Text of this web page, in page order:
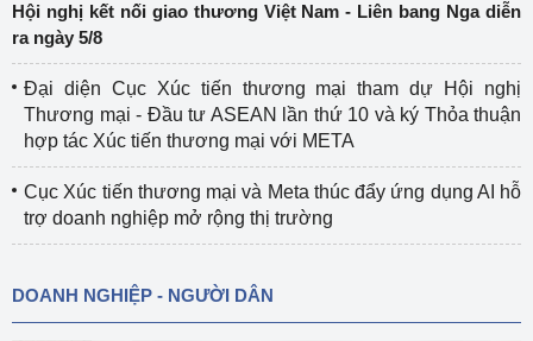
Hội nghị kết nối giao thương Việt Nam - Liên bang Nga diễn
ra ngày 5/8
Đại diện Cục Xúc tiến thương mại tham dự Hội nghị
Thương mại - Đầu tư ASEAN lần thứ 10 và ký Thỏa thuận
hợp tác Xúc tiến thương mại với META
Cục Xúc tiến thương mại và Meta thúc đẩy ứng dụng AI hỗ
trợ doanh nghiệp mở rộng thị trường
DOANH NGHIỆP - NGƯỜI DÂN